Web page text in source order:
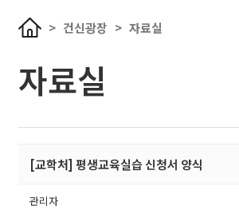
> 건신광장 > 자료실
자료실
[교학처] 평생교육실습 신청서 양식
관리자